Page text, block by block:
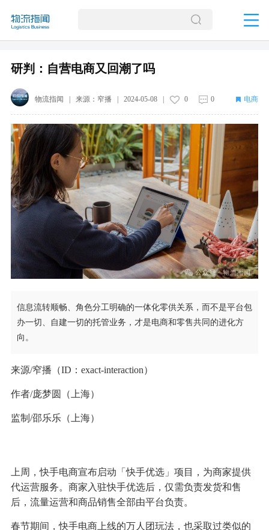
研判：自营电商又回潮了吗
物流指闻 | 来源： 窄播| 2024-05-08| 0 0 电商
信息流转顺畅、角色分工明确的一体化零供关系，而不是平台包
办一切、自建一切的托管业务，才是电商和零售共同的进化方
向。
来源/窄播（ID：exact-interaction）
作者/庞梦圆（上海）
监制/邵乐乐（上海）
上周，快手电商宣布启动「快手优选」项目，为商家提供
代运营服务。商家入驻快手优选后，仅需负责发货和售
后，流量运营和商品销售全部由平台负责。
春节期间，快手电商上线的万人团玩法，也采取过类似的